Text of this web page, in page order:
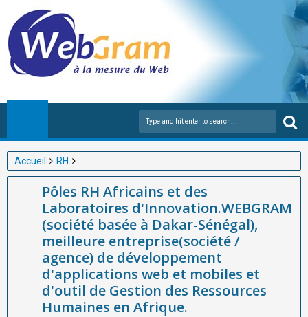
Accueil
RH
Pôles RH Africains et des Laboratoires d'Innovation.WEBGRAM
(société basée à Dakar-Sénégal), meilleure entreprise(société /
agence) de développement d'applications web et mobiles et
d'outil de Gestion des Ressources Humaines en Afrique.
Pôles RH Africains et des
Laboratoires d'Innovation.WEBGRAM
(société basée à Dakar-Sénégal),
meilleure entreprise(société /
agence) de développement
d'applications web et mobiles et
d'outil de Gestion des Ressources
Humaines en Afrique.